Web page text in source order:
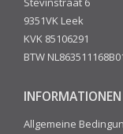
9351VK Leek
KVK 85106291
BTW
INFORMATIONEN
Allgemeine